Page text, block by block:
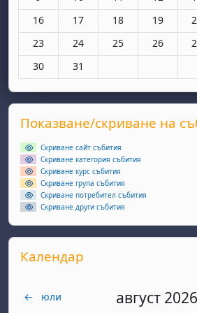
Няма събития, понеделник, 16
16 Няма събития, вторник, 17
17 Няма събития,
18 Няма
19
Няма събития, понеделник, 23
23 Няма събития, вторник, 24
24 Няма събития,
25 Няма
26
Няма събития, понеделник, 30 март
30 Няма събития, вторник, 31
31
Supplementary blocks
Прескочи Показване/скриване на
Показване/скриване на
Скриване сайт събития
Скриване категория събития
Скриване курс събития
Скриване група събития
Скриване потребител събития
Скриване други събития
Прескочи Календар
Календар
← юли август 2026